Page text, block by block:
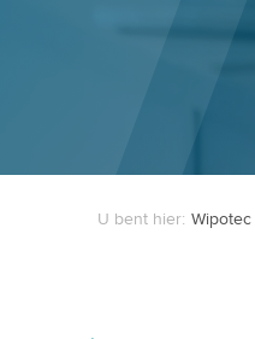
U bent hier: